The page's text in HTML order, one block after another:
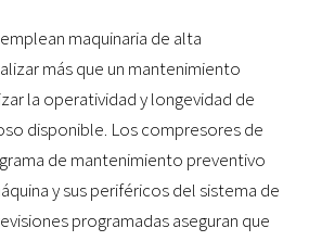
maquinaria de alta
más que un mantenimiento
la operatividad y longevidad de
disponible. Los compresores de
de mantenimiento preventivo
y sus periféricos del sistema de
programadas aseguran que